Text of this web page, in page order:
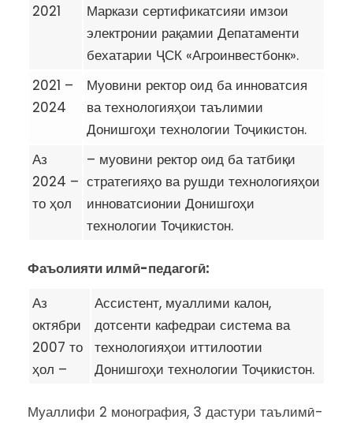
2021
Маркази сертификатсияи имзои
электронии рақамии Депатаменти
бехатарии ҶСК «Агроинвестбонк».
2021 –
2024
Муовини ректор оид ба инноватсия
ва технологияҳои таълимии
Донишгоҳи технологии Тоҷикистон.
Аз
2024 –
то ҳол
– муовини ректор оид ба татбиқи
стратегияҳо ва рушди технологияҳои
инноватсионии Донишгоҳи
технологии Тоҷикистон.
Фаъолияти илмӣ-педагогӣ:
Аз
октябри
2007 то
ҳол –
Ассистент, муаллими калон,
дотсенти кафедраи система ва
технологияҳои иттилоотии
Донишгоҳи технологии Тоҷикистон.
Муаллифи 2 монография, 3 дастури таълимӣ-